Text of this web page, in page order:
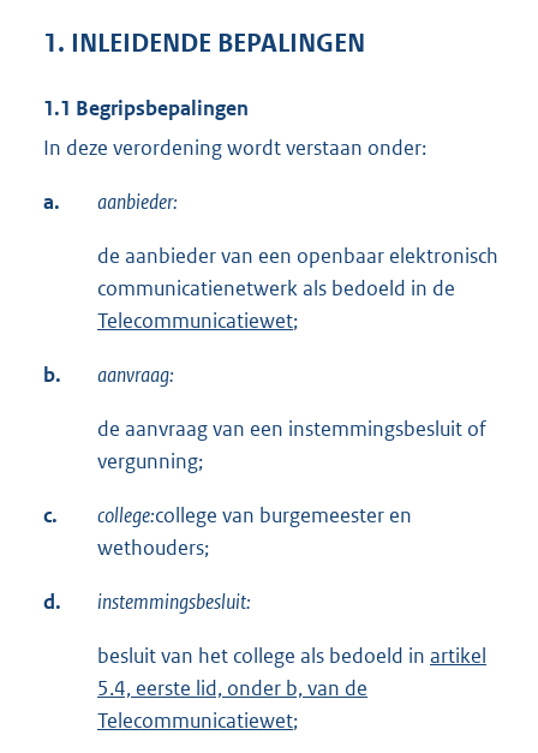
1. INLEIDENDE BEPALINGEN
1.1 Begripsbepalingen
In deze verordening wordt verstaan onder:
a. aanbieder:
de aanbieder van een openbaar elektronisch
communicatienetwerk als bedoeld in de
Telecommunicatiewet;
b. aanvraag:
de aanvraag van een instemmingsbesluit of
vergunning;
c. college:college van burgemeester en
wethouders;
d. instemmingsbesluit:
besluit van het college als bedoeld in artikel
5.4, eerste lid, onder b, van de
Telecommunicatiewet;